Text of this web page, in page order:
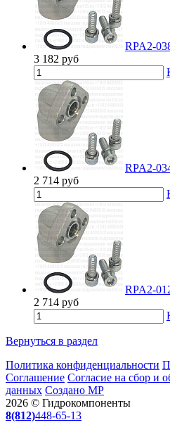
RPA2-
3 182 руб
RPA2-
2 714 руб
RPA2-
2 714 руб
Вернуться в раздел
Политика конфиденциальности
Соглашение Согласие на сбор и
данных Создано МР
2026 © Гидрокомпоненты
8(812)448-65-13